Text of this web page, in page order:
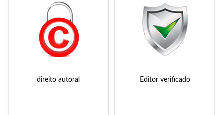
direito autoral Editor verificado